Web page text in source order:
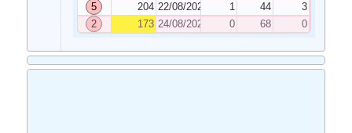
5
204 22/08/2020 1 44
3
2
173 24/08/2020 0 68 0